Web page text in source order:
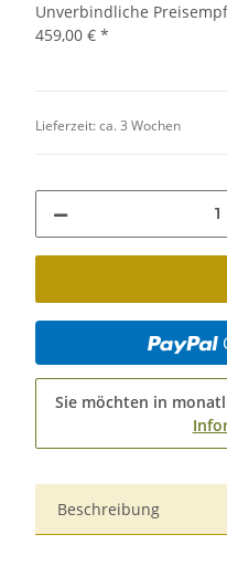
Unverbindliche
459,00 € *
Lieferzeit:ca. 3 Wochen
Sie möchten in
Beschreibung